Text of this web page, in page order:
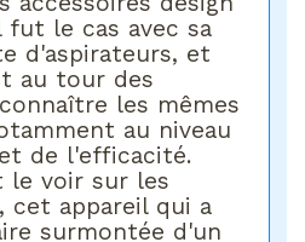
fut le cas avec sa
d'aspirateurs, et
au tour des
les mêmes
au niveau
de l'efficacité.
le voir sur les
cet appareil qui a
surmontée d'un